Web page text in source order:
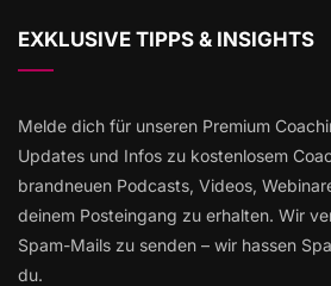
EXKLUSIVE TIPPS & INSIGHTS
Melde dich für unseren Premium
Updates und Infos zu kostenlosem
brandneuen Podcasts, Videos,
deinem Posteingang zu erhalten. Wir
Spam-Mails zu senden – wir hassen
du.